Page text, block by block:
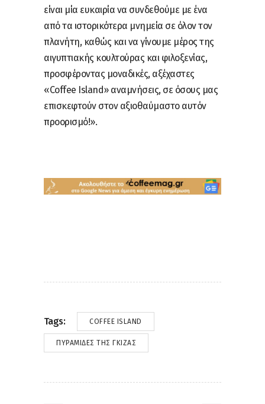
είναι μία ευκαιρία να συνδεθούμε με ένα
από τα ιστορικότερα μνημεία σε όλον τον
πλανήτη, καθώς και να γίνουμε μέρος της
αιγυπτιακής κουλτούρας και φιλοξενίας,
προσφέροντας μοναδικές, αξέχαστες
«Coffee Island» αναμνήσεις, σε όσους μας
επισκεφτούν στον αξιοθαύμαστο αυτόν
προορισμό!».
Tags: COFFEE ISLAND
ΠΥΡΑΜΊΔΕΣ ΤΗΣ ΓΚΊΖΑΣ